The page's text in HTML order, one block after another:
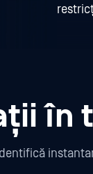
în
identifică